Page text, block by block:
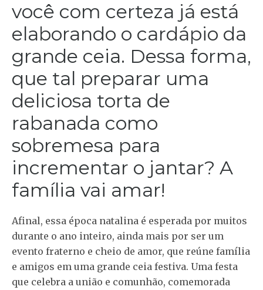
você com certeza já está
elaborando o cardápio da
grande ceia. Dessa forma,
que tal preparar uma
deliciosa torta de
rabanada como
sobremesa para
incrementar o jantar? A
família vai amar!
Afinal, essa época natalina é esperada por muitos
durante o ano inteiro, ainda mais por ser um
evento fraterno e cheio de amor, que reúne família
e amigos em uma grande ceia festiva. Uma festa
que celebra a união e comunhão, comemorada